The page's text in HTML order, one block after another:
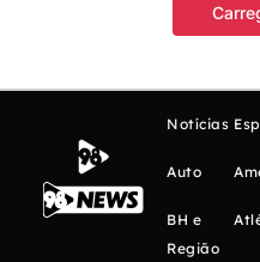
Notícias
Auto
BH e
Região